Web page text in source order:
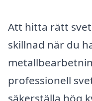
Att hitta rätt
skillnad när du
professionell
säkerställa hög